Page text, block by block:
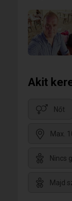
Akit
Nőt
Max.
Nincs
Majd